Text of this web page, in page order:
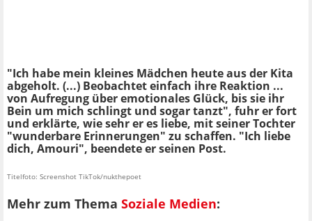
"Ich habe mein kleines Mädchen heute aus der Kita
abgeholt. (...) Beobachtet einfach ihre Reaktion ...
von Aufregung über emotionales Glück, bis sie ihr
Bein um mich schlingt und sogar tanzt", fuhr er fort
und erklärte, wie sehr er es liebe, mit seiner Tochter
"wunderbare Erinnerungen" zu schaffen. "Ich liebe
dich, Amouri", beendete er seinen Post.
Titelfoto: Screenshot TikTok/nukthepoet
Mehr zum Thema Soziale Medien: